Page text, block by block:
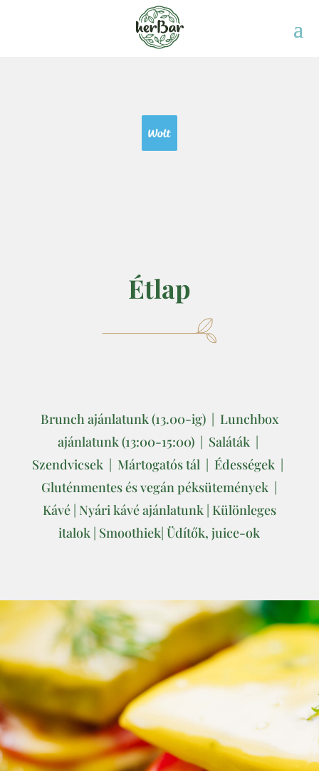
Étlap
Brunch ajánlatunk (13.00-ig)| Lunchbox
ajánlatunk (13:00-15:00)| Saláták|
Szendvicsek | Mártogatós tál | Édességek |
Gluténmentes és vegán péksütemények |
Kávé| Nyári kávé ajánlatunk | Különleges
italok | Smoothiek|Üdítők, juice-ok